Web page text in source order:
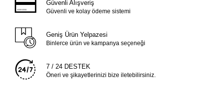
Güvenli Alışveriş
Güvenli ve kolay ödeme sistemi
Geniş Ürün Yelpazesi
Binlerce ürün ve kampanya seçeneği
7 / 24 DESTEK
Öneri ve şikayetlerinizi bize iletebilirsiniz.